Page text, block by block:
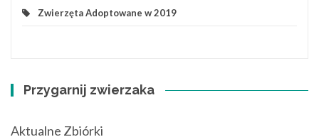
Zwierzęta Adoptowane w 2019
Przygarnij zwierzaka
Aktualne Zbiórki